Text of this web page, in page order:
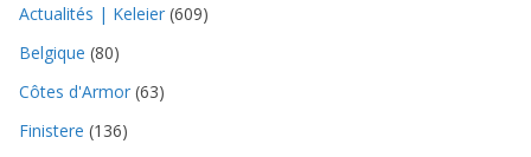
Actualités | Keleier (609)
Belgique (80)
Côtes d'Armor (63)
Finistere (136)